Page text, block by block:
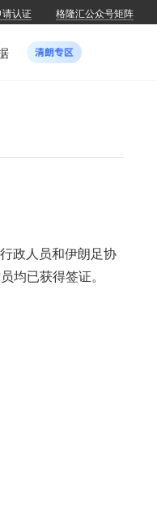
请认证 格隆汇公众号矩阵
政人员和伊朗足协
均已获得签证。